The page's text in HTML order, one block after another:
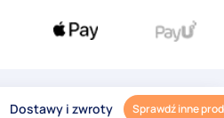
Dostawy i zwroty Sprawdź inne